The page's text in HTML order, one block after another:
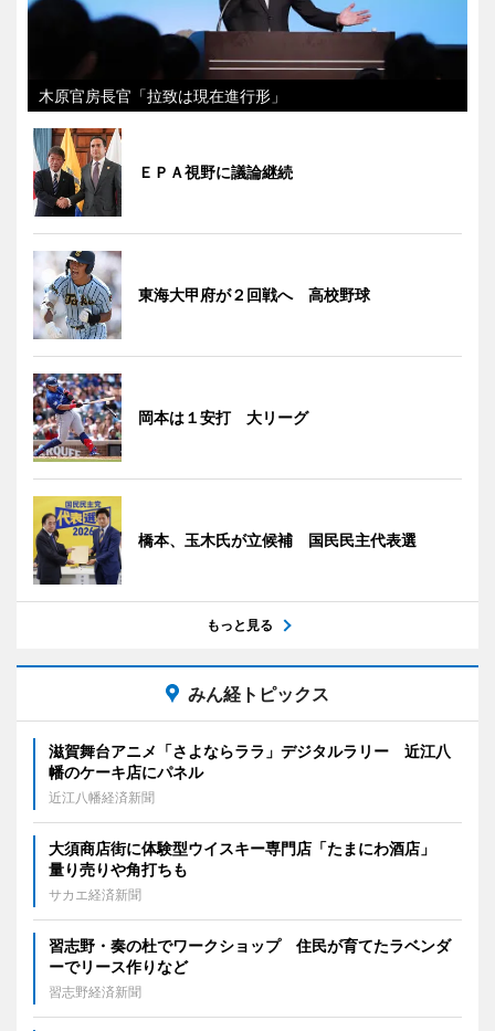
木原官房長官「拉致は現在進行形」
ＥＰＡ視野に議論継続
東海大甲府が２回戦へ 高校野球
岡本は１安打 大リーグ
橋本、玉木氏が立候補 国民民主代表選
もっと見る
みん経トピックス
滋賀舞台アニメ「さよならララ」デジタルラリー 近江八
幡のケーキ店にパネル
近江八幡経済新聞
大須商店街に体験型ウイスキー専門店「たまにわ酒店」
量り売りや角打ちも
サカエ経済新聞
習志野・奏の杜でワークショップ 住民が育てたラベンダ
ーでリース作りなど
習志野経済新聞